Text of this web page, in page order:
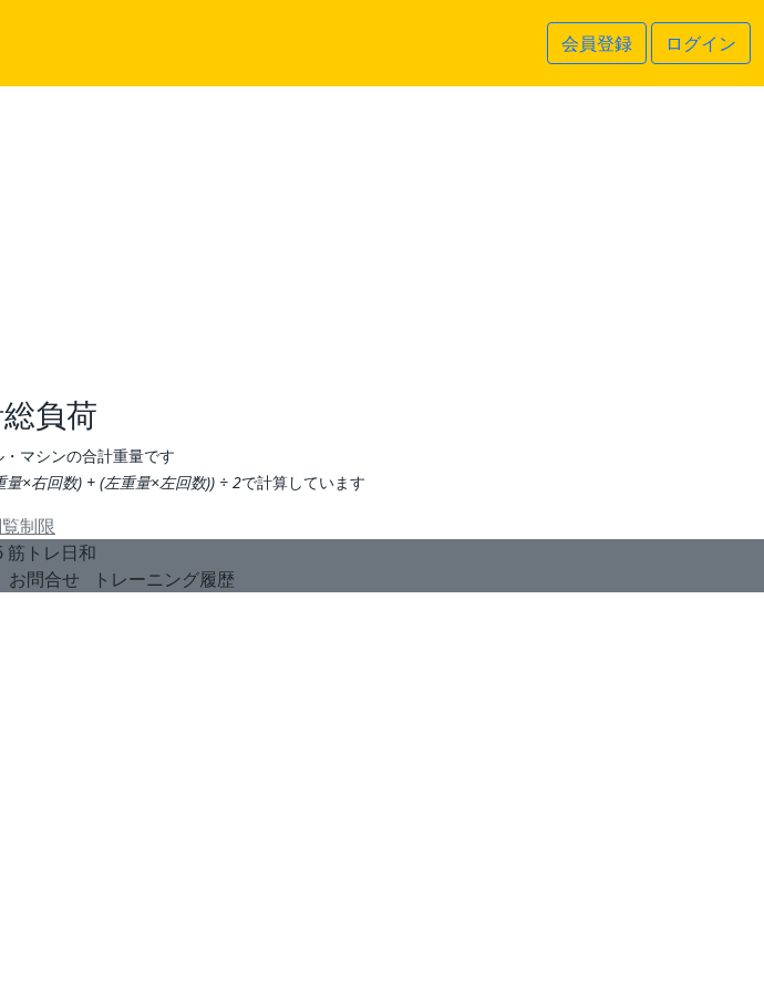
会員登録 ログイン
負荷
マシンの合計重量です
量×右回数) + (左重量×左回数)) ÷ 2で計算しています
制限
筋トレ日和
お問合せ トレーニング履歴